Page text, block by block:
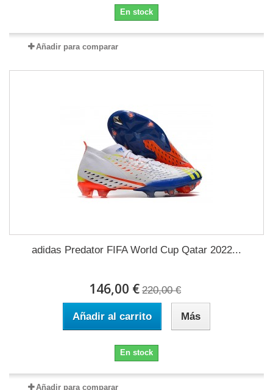
En stock
Añadir para comparar
adidas Predator FIFA World Cup Qatar 2022...
146,00 € 220,00 €
Añadir al carrito Más
En stock
Añadir para comparar